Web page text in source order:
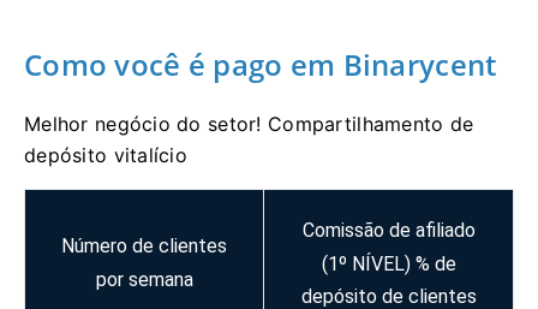
Como você é pago em Binarycent
Melhor negócio do setor! Compartilhamento de
depósito vitalício
Número de clientes
por semana
Comissão de afiliado
(1º NÍVEL) % de
depósito de clientes